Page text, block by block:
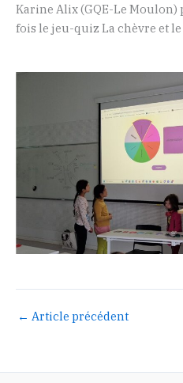
Karine Alix (GQE-Le
fois le jeu-quiz La chèvre et
← Article précédent